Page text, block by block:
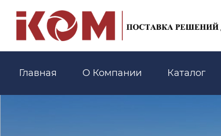
Главная О Компании Каталог